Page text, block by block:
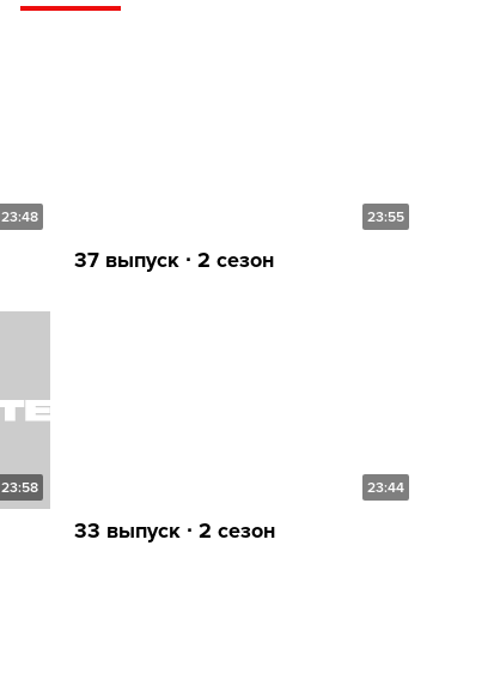
23:48 23:55
37 выпуск ∙ 2 сезон
23:58 23:44
33 выпуск ∙ 2 сезон